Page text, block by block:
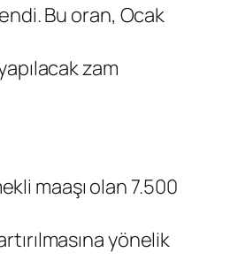
Bu oran, Ocak
zam
maaşı olan 7.500
yönelik